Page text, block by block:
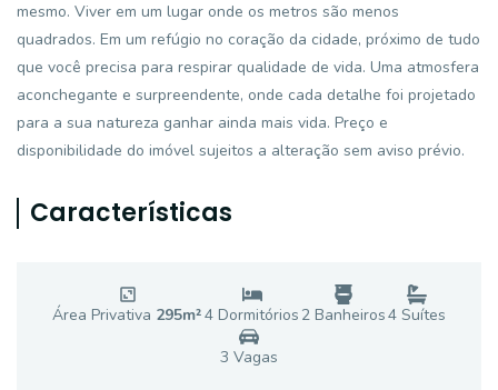
mesmo. Viver em um lugar onde os metros são menos
quadrados. Em um refúgio no coração da cidade, próximo de tudo
que você precisa para respirar qualidade de vida. Uma atmosfera
aconchegante e surpreendente, onde cada detalhe foi projetado
para a sua natureza ganhar ainda mais vida. Preço e
disponibilidade do imóvel sujeitos a alteração sem aviso prévio.
Características
Área Privativa 295m²4 Dormitórios 2 Banheiros4 Suítes
3 Vagas